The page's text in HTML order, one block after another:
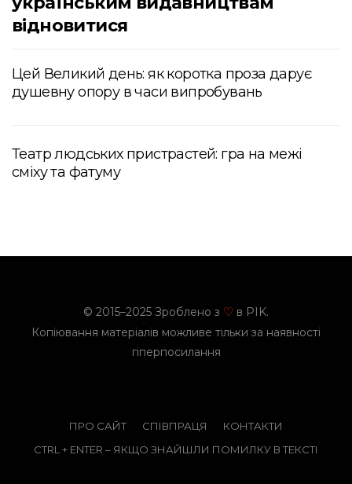
відновитися
Цей Великий день: як коротка проза дарує
душевну опору в часи випробувань
Театр людських пристрастей: гра на межі
сміху та фатуму
© 2015–2025 Зроблено з ♡ в PIK.
Копіювання матеріалів можливе тільки за наявності
гіперпосилання
ПРО САЙТ СПІВПРАЦЯ
КОНТАКТИ
CTRL + ENTER – ЯКЩО ЗНАЙШЛИ ПОМИЛКУ В ТЕКСТІ